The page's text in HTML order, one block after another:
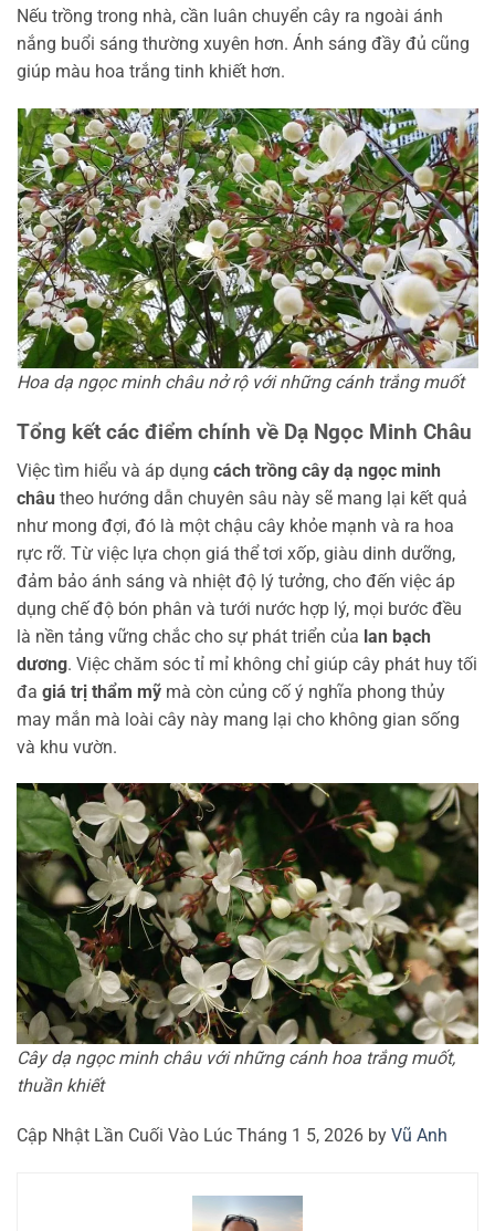
Nếu trồng trong nhà, cần luân chuyển cây ra ngoài ánh
nắng buổi sáng thường xuyên hơn. Ánh sáng đầy đủ cũng
giúp màu hoa trắng tinh khiết hơn.
Hoa dạ ngọc minh châu nở rộ với những cánh trắng muốt
Tổng kết các điểm chính về Dạ Ngọc Minh Châu
Việc tìm hiểu và áp dụng cách trồng cây dạ ngọc minh
châu theo hướng dẫn chuyên sâu này sẽ mang lại kết quả
như mong đợi, đó là một chậu cây khỏe mạnh và ra hoa
rực rỡ. Từ việc lựa chọn giá thể tơi xốp, giàu dinh dưỡng,
đảm bảo ánh sáng và nhiệt độ lý tưởng, cho đến việc áp
dụng chế độ bón phân và tưới nước hợp lý, mọi bước đều
là nền tảng vững chắc cho sự phát triển của lan bạch
dương. Việc chăm sóc tỉ mỉ không chỉ giúp cây phát huy tối
đa giá trị thẩm mỹ mà còn củng cố ý nghĩa phong thủy
may mắn mà loài cây này mang lại cho không gian sống
và khu vườn.
Cây dạ ngọc minh châu với những cánh hoa trắng muốt,
thuần khiết
Cập Nhật Lần Cuối Vào Lúc Tháng 1 5, 2026 by Vũ Anh